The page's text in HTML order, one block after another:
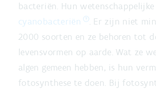
bacteriën. Hun
cyanobacteriën
. Er zijn niet
2000 soorten en ze behoren tot
levensvormen op aarde. Wat ze
algen gemeen hebben, is hun
fotosynthese te doen. Bij